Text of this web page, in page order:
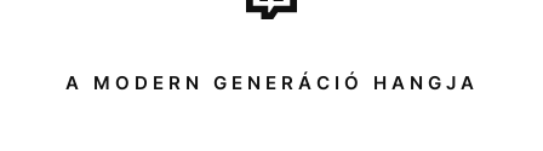
Sport
Társadalom
A MODERN GENERÁCIÓ HANGJA